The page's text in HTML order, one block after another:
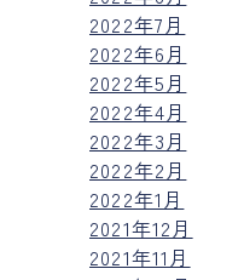
2022年7月
2022年6月
2022年5月
2022年4月
2022年3月
2022年2月
2022年1月
2021年12月
2021年11月